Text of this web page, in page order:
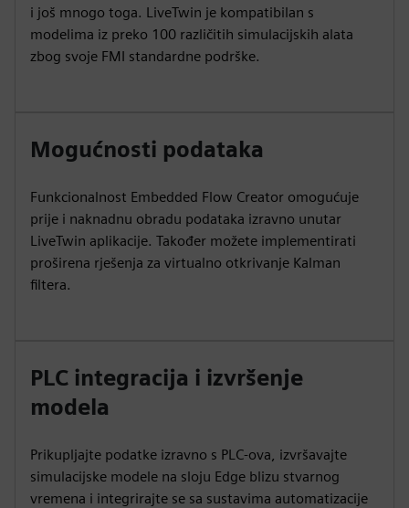
i još mnogo toga. LiveTwin je kompatibilan s
modelima iz preko 100 različitih simulacijskih alata
zbog svoje FMI standardne podrške.
Mogućnosti podataka
Funkcionalnost Embedded Flow Creator omogućuje
prije i naknadnu obradu podataka izravno unutar
LiveTwin aplikacije. Također možete implementirati
proširena rješenja za virtualno otkrivanje Kalman
filtera.
PLC integracija i izvršenje
modela
Prikupljajte podatke izravno s PLC-ova, izvršavajte
simulacijske modele na sloju Edge blizu stvarnog
vremena i integrirajte se sa sustavima automatizacije